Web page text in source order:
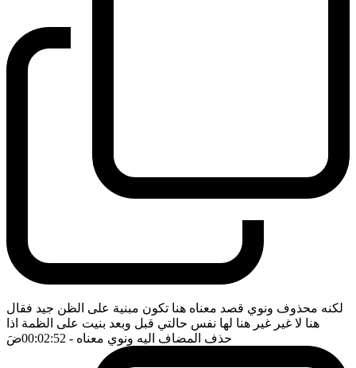
لكنه محذوف ونوي قصد معناه هنا تكون مبنية على الظن جيد فقال
هنا لا غير غير هنا لها نفس حالتي قبل وبعد بنيت على الظمة اذا
حذف المضاف اليه ونوي معناه - 00:02:52 ضَ